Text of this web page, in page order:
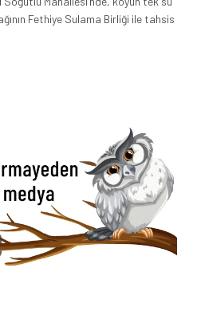
Fethiye Sulama Birliği ile tahsis